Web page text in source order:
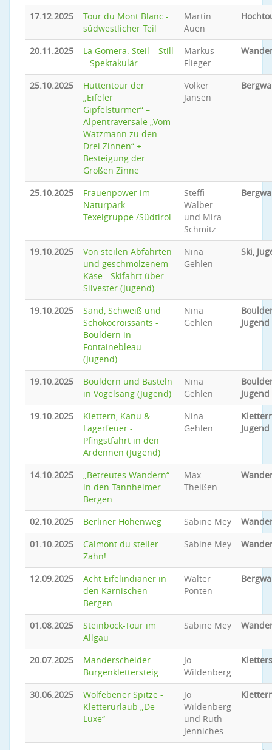
17.12.2025
Tour du Mont Blanc -
südwestlicher Teil
Martin
Auen
20.11.2025
La Gomera: Steil – Still
– Spektakulär
Markus
Flieger
25.10.2025
Hüttentour der
„Eifeler
Gipfelstürmer“ –
Alpentraversale „Vom
Watzmann zu den
Drei Zinnen“ +
Besteigung der
Großen Zinne
Volker
Jansen
25.10.2025
Frauenpower im
Naturpark
Texelgruppe /Südtirol
Steffi
Walber
und Mira
Schmitz
19.10.2025
Von steilen Abfahrten
und geschmolzenem
Käse - Skifahrt über
Silvester (Jugend)
Nina
Gehlen
Ski,
19.10.2025
Sand, Schweiß und
Schokocroissants -
Bouldern in
Fontainebleau
(Jugend)
Nina
Gehlen
Jugend
19.10.2025
Bouldern und Basteln
in Vogelsang (Jugend)
Nina
Gehlen
Jugend
19.10.2025
Klettern, Kanu &
Lagerfeuer -
Pfingstfahrt in den
Ardennen (Jugend)
Nina
Gehlen
Jugend
14.10.2025
„Betreutes Wandern“
in den Tannheimer
Bergen
Max
Theißen
02.10.2025 Berliner Höhenweg Sabine Mey
01.10.2025
Calmont du steiler
Zahn!
Sabine Mey
12.09.2025
Acht Eifelindianer in
den Karnischen
Bergen
Walter
Ponten
01.08.2025
Steinbock-Tour im
Allgäu
Sabine Mey
20.07.2025
Manderscheider
Burgenklettersteig
Jo
Wildenberg
30.06.2025
Wolfebener Spitze -
Kletterurlaub „De
Luxe“
Jo
Wildenberg
und Ruth
Jenniches